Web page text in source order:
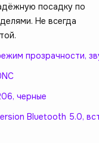
посадку по
Не всегда
прозрачности,
черные
Bluetooth 5.0,